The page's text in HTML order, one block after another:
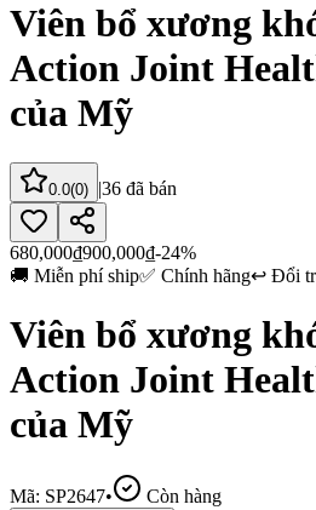
Viên bổ xương
Action Joint
của Mỹ
0.0(0) |36 đã bán
680,000₫900,000₫-24%
🚚 Miễn phí ship✅ Chính hãng↩️ Đổi
Viên bổ xương
Action Joint
của Mỹ
Mã: SP2647• Còn hàng